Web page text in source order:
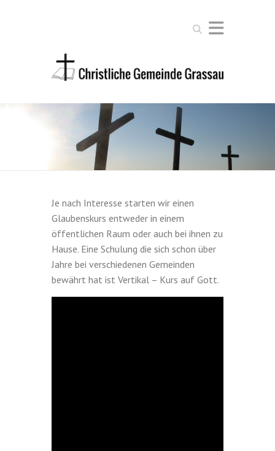
Suchen
Je nach Interesse starten wir einen
Glaubenskurs entweder in einem
öffentlichen Raum oder auch bei ihnen zu
Hause. Eine Schulung die sich schon über
Jahre bei verschiedenen Gemeinden
bewährt hat ist Vertikal – Kurs auf Gott.